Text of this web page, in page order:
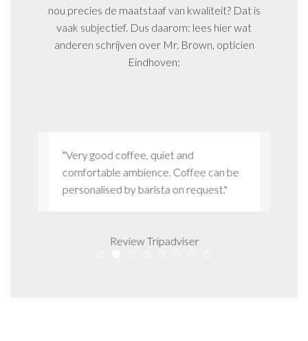
nou precies de maatstaaf van kwaliteit? Dat is
vaak subjectief. Dus daarom: lees hier wat
anderen schrijven over Mr. Brown, opticien
Eindhoven:
"Very good coffee, quiet and
comfortable ambience. Coffee can be
personalised by barista on request."
Review Tripadviser